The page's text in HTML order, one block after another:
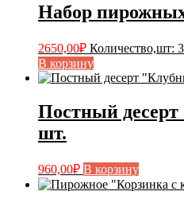
Набор
2650,00₽ Количество,шт:
В корзину
Постный
шт.
960,00₽ В корзину